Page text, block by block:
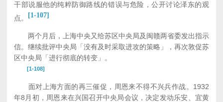
干部说服他的纯粹防御路线的错误与危险，公开讨论泽东的观
点。
[1-107]
两个月后，上海中央又给苏区中央局及闽赣两省委发出指示
信。继续批评中央局「没有及时采取进攻的策略」，再次敦促苏
区中央局「进行彻底的转变」。
[1-108]
面对上海方面的再三催促，周恩来不得不兴兵作战。1932
年8月初，周恩来在兴国召开中央局会议，决定发动乐安、宜黄